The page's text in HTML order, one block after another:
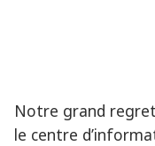
Notre grand
le centre